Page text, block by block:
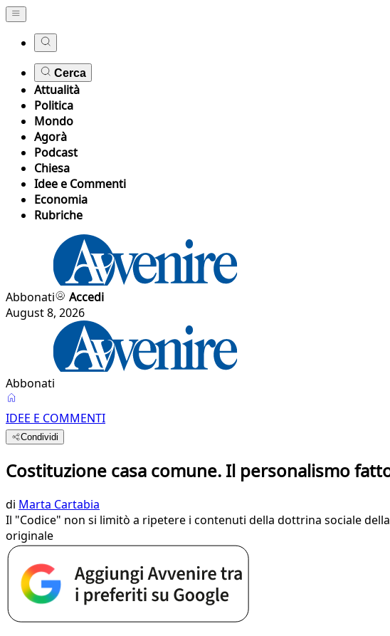
Cerca
Attualità
Politica
Mondo
Agorà
Podcast
Chiesa
Idee e Commenti
Economia
Rubriche
Abbonati
Accedi
August 8, 2026
Abbonati
IDEE E COMMENTI
Condividi
Costituzione casa comune. Il personalismo
di Marta Cartabia
Il "Codice" non si limitò a ripetere i contenuti della dottrina sociale
originale